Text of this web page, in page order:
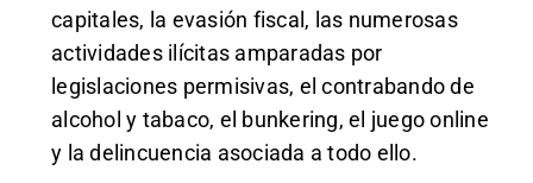
capitales, la evasión fiscal, las numerosas
actividades ilícitas amparadas por
legislaciones permisivas, el contrabando de
alcohol y tabaco, el bunkering, el juego online
y la delincuencia asociada a todo ello.